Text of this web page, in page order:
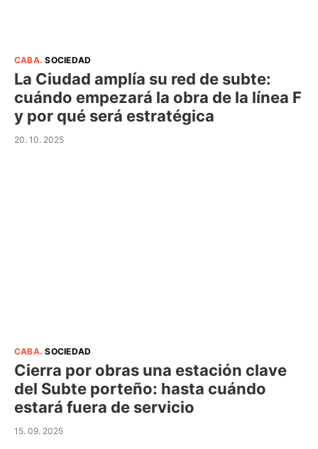
CABA.SOCIEDAD
La Ciudad amplía su red de subte:
cuándo empezará la obra de la línea F
y por qué será estratégica
20. 10. 2025
CABA.SOCIEDAD
Cierra por obras una estación clave
del Subte porteño: hasta cuándo
estará fuera de servicio
15. 09. 2025